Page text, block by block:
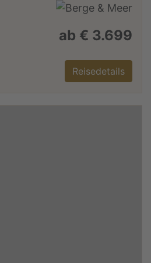
ab € 3.699
Reisedetails